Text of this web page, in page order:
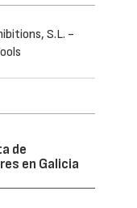
de
en Galicia